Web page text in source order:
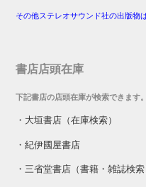
その他ステレオサウンド社の出版物
書店店頭在庫
下記書店の店頭在庫が検索できます。
・ 大垣書店（在庫検索）
・紀伊國屋書店
・ 三省堂書店（書籍・雑誌検索